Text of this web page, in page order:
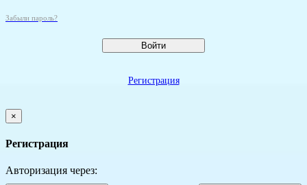
Забыли пароль?
Войти
Регистрация
×
Регистрация
Авторизация через: